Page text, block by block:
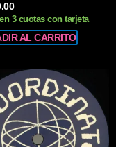
3 cuotas con tarjeta
AL CARRITO